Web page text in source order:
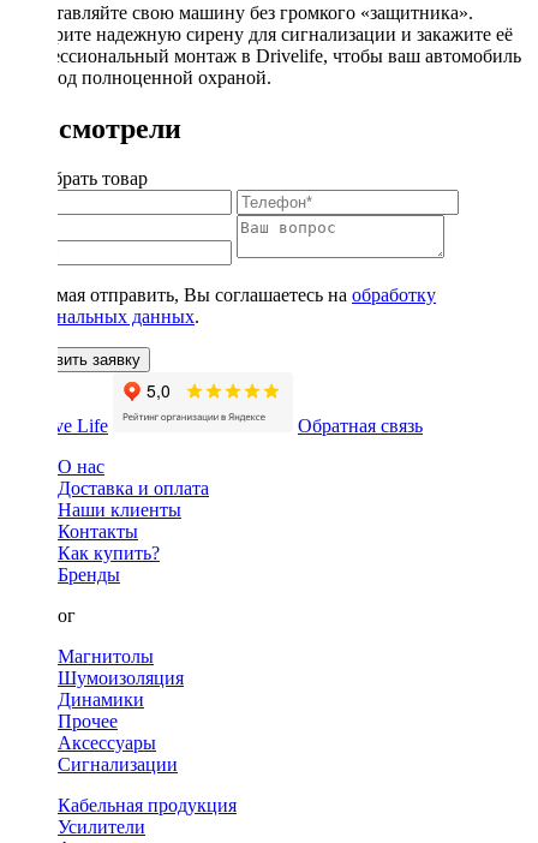
Не оставляйте свою машину без громкого «защитника».
Выберите надежную сирену для сигнализации и закажите её
профессиональный монтаж в Drivelife, чтобы ваш автомобиль
был под полноценной охраной.
Вы смотрели
Подобрать товар
Нажимая отправить, Вы соглашаетесь на обработку
персональных данных.
Оставить заявку
Обратная связь
О нас
Доставка и оплата
Наши клиенты
Контакты
Как купить?
Бренды
Каталог
Магнитолы
Шумоизоляция
Динамики
Прочее
Аксессуары
Сигнализации
Кабельная продукция
Усилители